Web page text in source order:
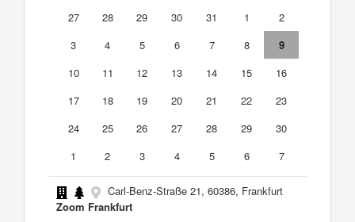
27
28 29 30 31 1
2
3
4 5 6 7 8
9
10
11 12 13 14 15
16
17
18 19 20 21 22
23
24
25 26 27 28 29
30
1
2 3 4 5 6 7
Carl-Benz-Straße 21, 60386, Frankfurt
Zoom Frankfurt